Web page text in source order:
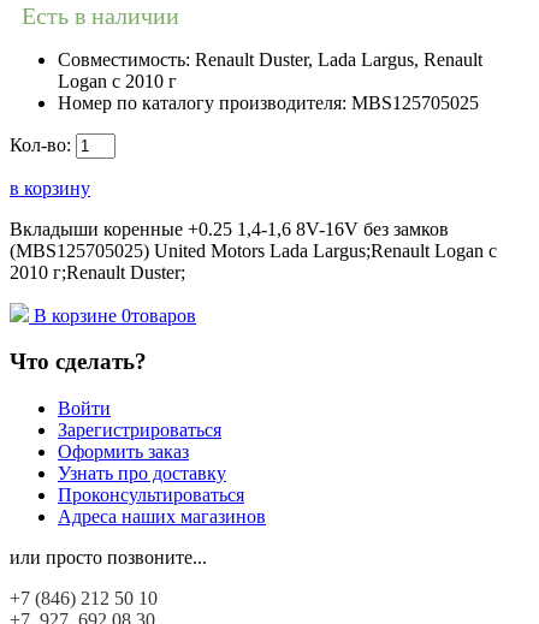
Есть в наличии
Совместимость: Renault Duster, Lada Largus, Renault
Logan c 2010 г
Номер по каталогу производителя: MBS125705025
Кол-во:
в корзину
Вкладыши коренные +0.25 1,4-1,6 8V-16V без замков
(MBS125705025) United Motors Lada Largus;Renault Logan c
2010 г;Renault Duster;
В корзине 0товаров
Что сделать?
Войти
Зарегистрироваться
Оформить заказ
Узнать про доставку
Проконсультироваться
Адреса наших магазинов
или просто позвоните...
+7 (846) 212 50 10